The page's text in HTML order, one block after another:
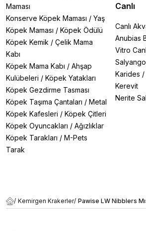
Maması
Konserve Köpek Maması / Yaş
Köpek Maması / Köpek Ödülü
Köpek Kemik / Çelik Mama
Kabı
Köpek Mama Kabı / Ahşap
Kulübeleri / Köpek Yatakları
Köpek Gezdirme Tasması
Köpek Taşıma Çantaları / Metal
Köpek Kafesleri / Köpek Çitleri
Köpek Oyuncakları / Ağızlıklar
Köpek Tarakları / M-Pets
Tarak
Canlı
Canlı
Anubias
Vitro
Karides /
Kerevit
Nerite
/ Kemirgen Krakerler/ Pawise LW Nibblers